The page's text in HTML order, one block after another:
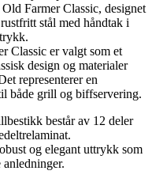
Farmer Classic, designet
stål med håndtak i
Classic er valgt som et
design og materialer
representerer en
både grill og biffservering.
består av 12 deler
og elegant uttrykk som